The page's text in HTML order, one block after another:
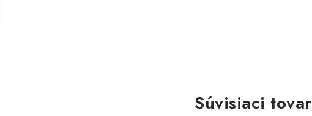
Súvisiaci tovar